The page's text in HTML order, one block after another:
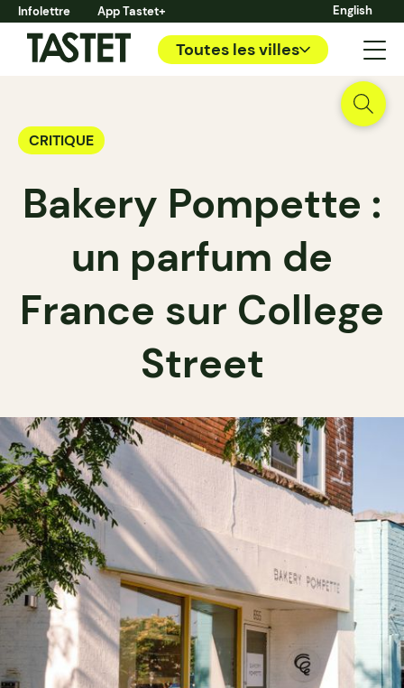
Infolettre App Tastet+ English
Toutes les villes
CRITIQUE
Bakery Pompette :
un parfum de
France sur College
Street